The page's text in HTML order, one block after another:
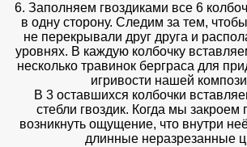
6. Заполняем гвоздиками все 6
в одну сторону. Следим за тем,
не перекрывали друг друга и
уровнях. В каждую колбочку
несколько травинок берграса для
игривости нашей
В 3 оставшихся колбочки
стебли гвоздик. Когда мы закроем
возникнуть ощущение, что внутри
длинные неразрезанные